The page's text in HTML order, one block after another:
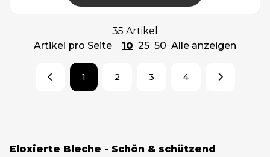
35 Artikel
Artikel pro Seite
10 25 50 Alle anzeigen
1 2 3 4
Eloxierte Bleche - Schön & schützend